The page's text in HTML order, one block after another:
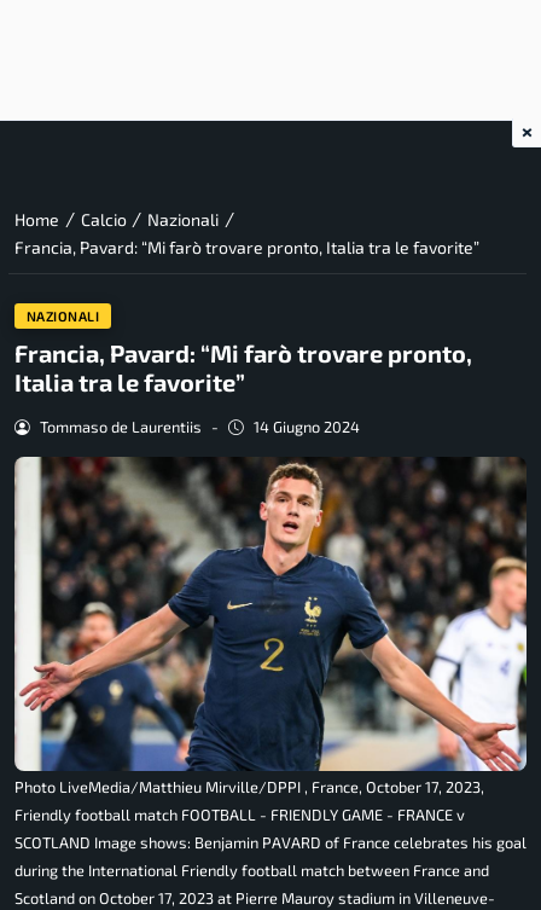
Home / Calcio / Nazionali /
Francia, Pavard: “Mi farò trovare pronto, Italia tra le favorite”
NAZIONALI
Francia, Pavard: “Mi farò trovare pronto,
Italia tra le favorite”
Tommaso de Laurentiis - 14 Giugno 2024
Photo LiveMedia/Matthieu Mirville/DPPI , France, October 17, 2023,
Friendly football match FOOTBALL - FRIENDLY GAME - FRANCE v
SCOTLAND Image shows: Benjamin PAVARD of France celebrates his goal
during the International Friendly football match between France and
Scotland on October 17, 2023 at Pierre Mauroy stadium in Villeneuve-
×